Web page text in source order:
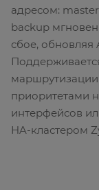
адресом:
backup
сбое, обновляя
маршрутизации
приоритетами
интерфейсов
HA-кластером